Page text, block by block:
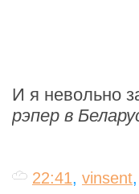
И я невольно
рэпер в
22:41, vinsent,